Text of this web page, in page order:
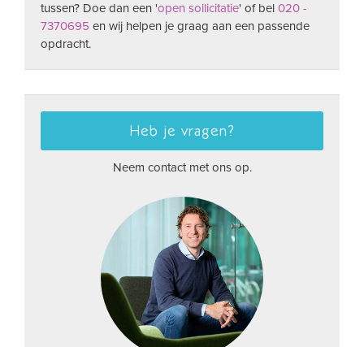
tussen? Doe dan een 'open sollicitatie' of bel 020 -
7370695 en wij helpen je graag aan een passende
opdracht.
Heb je vragen?
Neem contact met ons op.